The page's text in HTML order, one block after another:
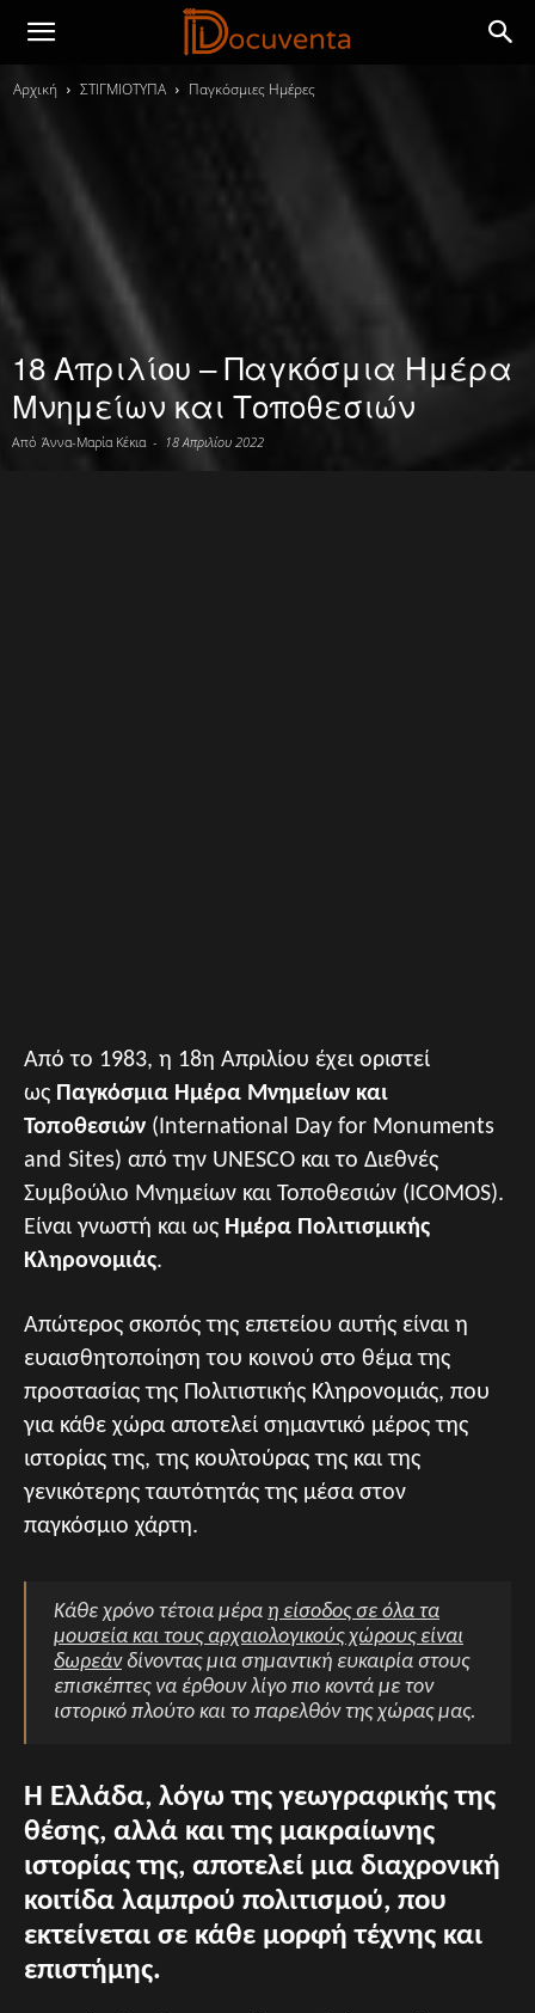
Αρχική ΣΤΙΓΜΙΟΤΥΠΑ Παγκόσμιες Ημέρες
18 Απριλίου – Παγκόσμια Ημέρα
Μνημείων και Τοποθεσιών
Από Άννα-Μαρία Κέκια - 18 Απριλίου 2022
Από το 1983, η 18η Απριλίου έχει οριστεί
ως Παγκόσμια Ημέρα Μνημείων και
Τοποθεσιών (International Day for Monuments
and Sites) από την UNESCO και το Διεθνές
Συμβούλιο Μνημείων και Τοποθεσιών (ΙCOMOS).
Είναι γνωστή και ως Ημέρα Πολιτισμικής
Κληρονομιάς.
Απώτερος σκοπός της επετείου αυτής είναι η
ευαισθητοποίηση του κοινού στο θέμα της
προστασίας της Πολιτιστικής Κληρονομιάς, που
για κάθε χώρα αποτελεί σημαντικό μέρος της
ιστορίας της, της κουλτούρας της και της
γενικότερης ταυτότητάς της μέσα στον
παγκόσμιο χάρτη.
Κάθε χρόνο τέτοια μέρα η είσοδος σε όλα τα
μουσεία και τους αρχαιολογικούς χώρους είναι
δωρεάνδίνοντας μια σημαντική ευκαιρία στους
επισκέπτες να έρθουν λίγο πιο κοντά με τον
ιστορικό πλούτο και το παρελθόν της χώρας μας.
Η Ελλάδα, λόγω της γεωγραφικής της
θέσης, αλλά και της μακραίωνης
ιστορίας της, αποτελεί μια διαχρονική
κοιτίδα λαμπρού πολιτισμού, που
εκτείνεται σε κάθε μορφή τέχνης και
επιστήμης.